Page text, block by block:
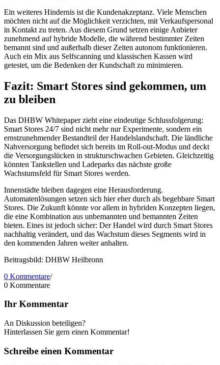
Ein weiteres Hindernis ist die Kundenakzeptanz. Viele Menschen
möchten nicht auf die Möglichkeit verzichten, mit Verkaufspersonal
in Kontakt zu treten. Aus diesem Grund setzen einige Anbieter
zunehmend auf hybride Modelle, die während bestimmter Zeiten
bemannt sind und außerhalb dieser Zeiten autonom funktionieren.
Auch ein Mix aus Selfscanning und klassischen Kassen wird
getestet, um die Bedenken der Kundschaft zu minimieren.
Fazit: Smart Stores sind gekommen, um
zu bleiben
Das DHBW Whitepaper zieht eine eindeutige Schlussfolgerung:
Smart Stores 24/7 sind nicht mehr nur Experimente, sondern ein
ernstzunehmender Bestandteil der Handelslandschaft. Die ländliche
Nahversorgung befindet sich bereits im Roll-out-Modus und deckt
die Versorgungslücken in strukturschwachen Gebieten. Gleichzeitig
könnten Tankstellen und Ladeparks das nächste große
Wachstumsfeld für Smart Stores werden.
Innenstädte bleiben dagegen eine Herausforderung.
Automatenlösungen setzen sich hier eher durch als begehbare Smart
Stores. Die Zukunft könnte vor allem in hybriden Konzepten liegen,
die eine Kombination aus unbemannten und bemannten Zeiten
bieten. Eines ist jedoch sicher: Der Handel wird durch Smart Stores
nachhaltig verändert, und das Wachstum dieses Segments wird in
den kommenden Jahren weiter anhalten.
Beitragsbild: DHBW Heilbronn
0 Kommentare/
0 Kommentare
Ihr Kommentar
An Diskussion beteiligen?
Hinterlassen Sie gern einen Kommentar!
Schreibe einen Kommentar